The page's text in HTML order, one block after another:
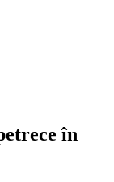
în